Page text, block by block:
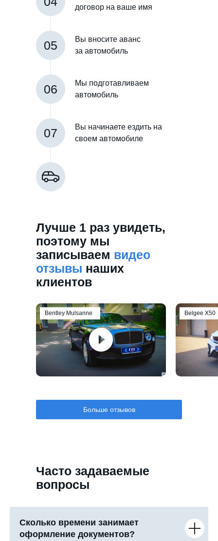
договор на ваше имя
05
Вы вносите аванс
за автомобиль
06
Мы подготавливаем
автомобиль
07
Вы начинаете ездить на
своем автомобиле
Лучше 1 раз увидеть,
поэтому мы
записываем видео
отзывы наших
клиентов
Bentley Mulsanne Belgee Х50
Больше отзывов
Часто задаваемые
вопросы
Сколько времени занимает
оформление документов?